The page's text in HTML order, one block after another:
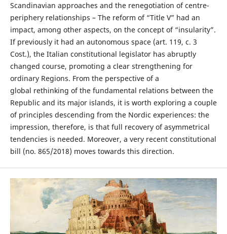
Scandinavian approaches and the renegotiation of centre-
periphery relationships – The reform of “Title V” had an
impact, among other aspects, on the concept of “insularity”.
If previously it had an autonomous space (art. 119, c. 3
Cost.), the Italian constitutional legislator has abruptly
changed course, promoting a clear strengthening for
ordinary Regions. From the perspective of a
global rethinking of the fundamental relations between the
Republic and its major islands, it is worth exploring a couple
of principles descending from the Nordic experiences: the
impression, therefore, is that full recovery of asymmetrical
tendencies is needed. Moreover, a very recent constitutional
bill (no. 865/2018) moves towards this direction.